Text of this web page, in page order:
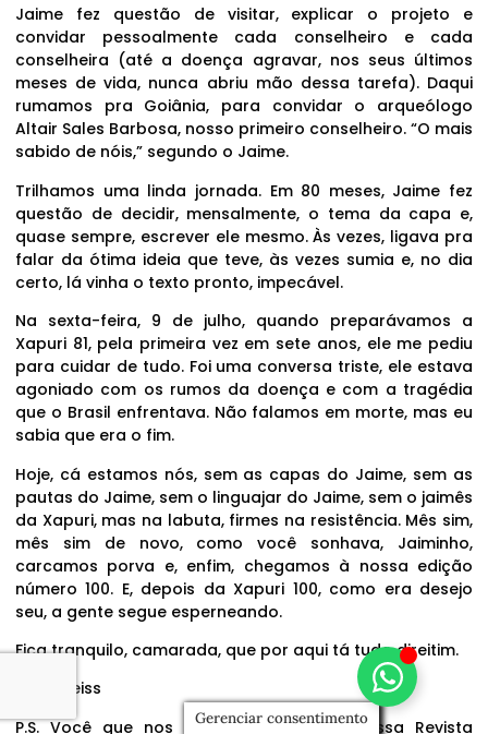
Jaime fez questão de visitar, explicar o projeto e
convidar pessoalmente cada conselheiro e cada
conselheira (até a doença agravar, nos seus últimos
meses de vida, nunca abriu mão dessa tarefa). Daqui
rumamos pra Goiânia, para convidar o arqueólogo
Altair Sales Barbosa, nosso primeiro conselheiro. “O mais
sabido de nóis,” segundo o Jaime.
Trilhamos uma linda jornada. Em 80 meses, Jaime fez
questão de decidir, mensalmente, o tema da capa e,
quase sempre, escrever ele mesmo. Às vezes, ligava pra
falar da ótima ideia que teve, às vezes sumia e, no dia
certo, lá vinha o texto pronto, impecável.
Na sexta-feira, 9 de julho, quando preparávamos a
Xapuri 81, pela primeira vez em sete anos, ele me pediu
para cuidar de tudo. Foi uma conversa triste, ele estava
agoniado com os rumos da doença e com a tragédia
que o Brasil enfrentava. Não falamos em morte, mas eu
sabia que era o fim.
Hoje, cá estamos nós, sem as capas do Jaime, sem as
pautas do Jaime, sem o linguajar do Jaime, sem o jaimês
da Xapuri, mas na labuta, firmes na resistência. Mês sim,
mês sim de novo, como você sonhava, Jaiminho,
carcamos porva e, enfim, chegamos à nossa edição
número 100. E, depois da Xapuri 100, como era desejo
seu, a gente segue esperneando.
Fica tranquilo, camarada, que por aqui tá tudo direitim.
Zezé Weiss
P.S. Você que nos lê pode fortalecer nossa Revista
Gerenciar consentimento